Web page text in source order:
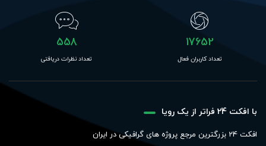
17652
تعداد کاربران فعال
558
تعداد نظرات دریافتی
با افکت 24 فراتر از یک رویا
افکت 24 بزرگترین مرجع پروژه های گرافیکی در ایران